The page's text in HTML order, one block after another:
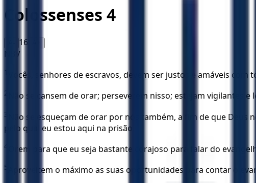
Colossenses 4
16 A+
NBV
1 Vocês, senhores de escravos, devem ser justos e amáveis
2 Não se cansem de orar; perseverem nisso; estejam vigilantes e
3
Não se esqueçam de orar por nós também, a fim de que
pelo qual eu estou aqui na prisão.
4 Orem para que eu seja bastante corajoso para falar do
5 Aproveitem o máximo as suas oportunidades para contar o